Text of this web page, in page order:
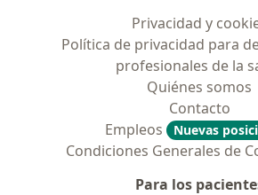
Privacidad y
Política de privacidad para
profesionales de la
Quiénes somos
Contacto
Empleos
Nuevas
Condiciones Generales de
Para los